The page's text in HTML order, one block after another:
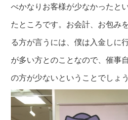
べかなりお客様が少なかったと
たところです。お会計、お包み
る方が言うには、僕は入金しに
が多い方とのことなので、催事
の方が少ないということでしょ